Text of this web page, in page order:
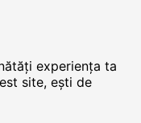
experiența ta
site, ești de